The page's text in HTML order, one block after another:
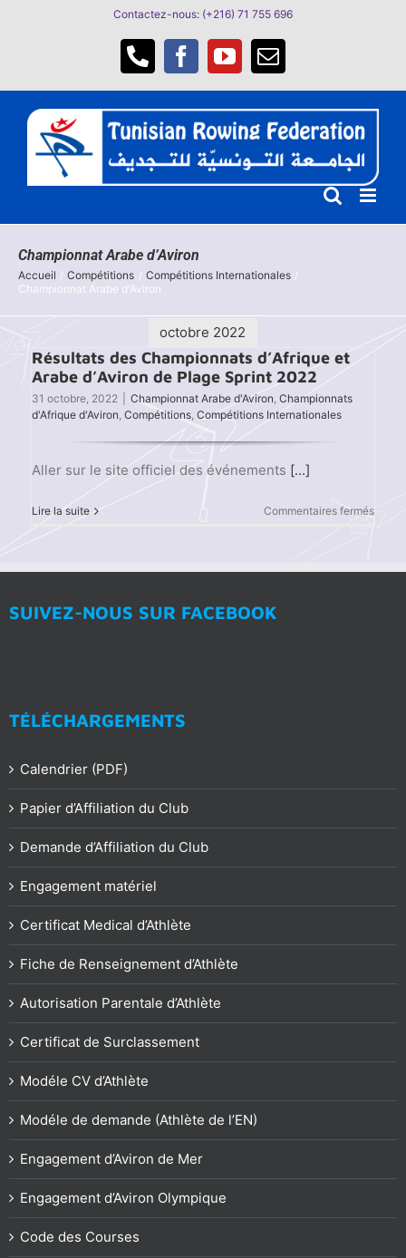
Contactez-nous: (+216) 71 755 696
Téléphone
Facebook
YouTube
Email
Championnat Arabe d’Aviron
Accueil Compétitions
Compétitions Internationales
Championnat Arabe d'Aviron
octobre 2022
Résultats des Championnats d’Afrique et
Arabe d’Aviron de Plage Sprint 2022
31 octobre, 2022 Championnat Arabe d'Aviron, Championnats
d'Afrique d'Aviron, Compétitions, Compétitions Internationales
Aller sur le site officiel des événements [...]
Lire la suite Commentaires ferméssur
SUIVEZ-NOUS SUR FACEBOOK
TÉLÉCHARGEMENTS
Calendrier (PDF)
Papier d’Affiliation du Club
Demande d’Affiliation du Club
Engagement matériel
Certificat Medical d’Athlète
Fiche de Renseignement d’Athlète
Autorisation Parentale d’Athlète
Certificat de Surclassement
Modéle CV d’Athlète
Modéle de demande (Athlète de l’EN)
Engagement d’Aviron de Mer
Engagement d’Aviron Olympique
Code des Courses